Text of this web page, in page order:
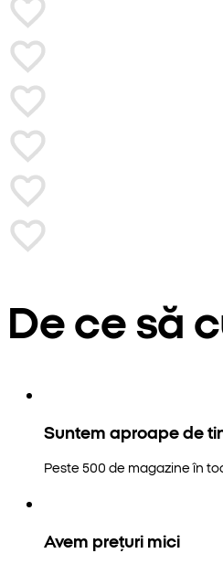
De ce să
Suntem aproape de
Peste 500 de magazine în
Avem prețuri mici